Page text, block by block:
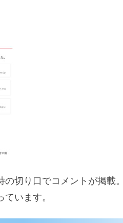
の切り口でコメントが掲載
います。